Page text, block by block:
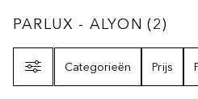
PARLUX - ALYON2
PARLUX - ALYON (2)
Categorieën
Prijs